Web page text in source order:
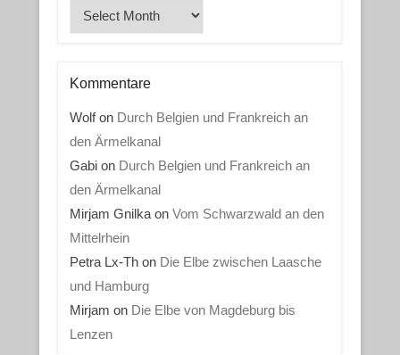
Historie
Kommentare
Wolfon Durch Belgien und Frankreich an
den Ärmelkanal
Gabion Durch Belgien und Frankreich an
den Ärmelkanal
Mirjam Gnilkaon Vom Schwarzwald an den
Mittelrhein
Petra Lx-Thon Die Elbe zwischen Laasche
und Hamburg
Mirjam on Die Elbe von Magdeburg bis
Lenzen